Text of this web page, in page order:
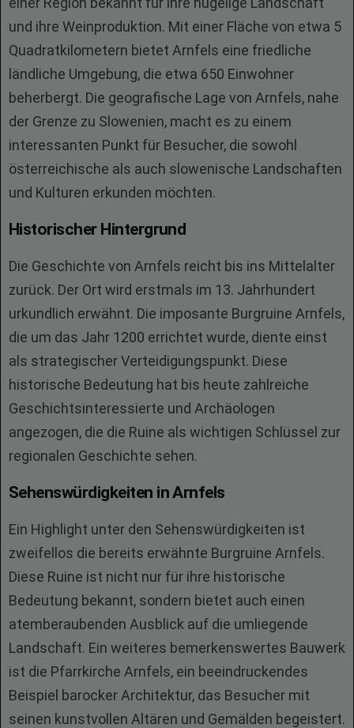
und ihre Weinproduktion. Mit einer Fläche von etwa 5
Quadratkilometern bietet Arnfels eine friedliche
ländliche Umgebung, die etwa 650 Einwohner
beherbergt. Die geografische Lage von Arnfels, nahe
der Grenze zu Slowenien, macht es zu einem
interessanten Punkt für Besucher, die sowohl
österreichische als auch slowenische Landschaften
und Kulturen erkunden möchten.
Historischer Hintergrund
Die Geschichte von Arnfels reicht bis ins Mittelalter
zurück. Der Ort wird erstmals im 13. Jahrhundert
urkundlich erwähnt. Die imposante Burgruine Arnfels,
die um das Jahr 1200 errichtet wurde, diente einst
als strategischer Verteidigungspunkt. Diese
historische Bedeutung hat bis heute zahlreiche
Geschichtsinteressierte und Archäologen
angezogen, die die Ruine als wichtigen Schlüssel zur
regionalen Geschichte sehen.
Sehenswürdigkeiten in Arnfels
Ein Highlight unter den Sehenswürdigkeiten ist
zweifellos die bereits erwähnte Burgruine Arnfels.
Diese Ruine ist nicht nur für ihre historische
Bedeutung bekannt, sondern bietet auch einen
atemberaubenden Ausblick auf die umliegende
Landschaft. Ein weiteres bemerkenswertes Bauwerk
ist die Pfarrkirche Arnfels, ein beeindruckendes
Beispiel barocker Architektur, das Besucher mit
seinen kunstvollen Altären und Gemälden begeistert.